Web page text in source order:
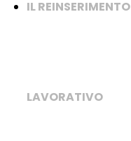
IL REINSERIMENTO
LAVORATIVO